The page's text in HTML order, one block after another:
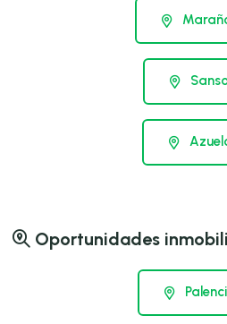
Oportunidades